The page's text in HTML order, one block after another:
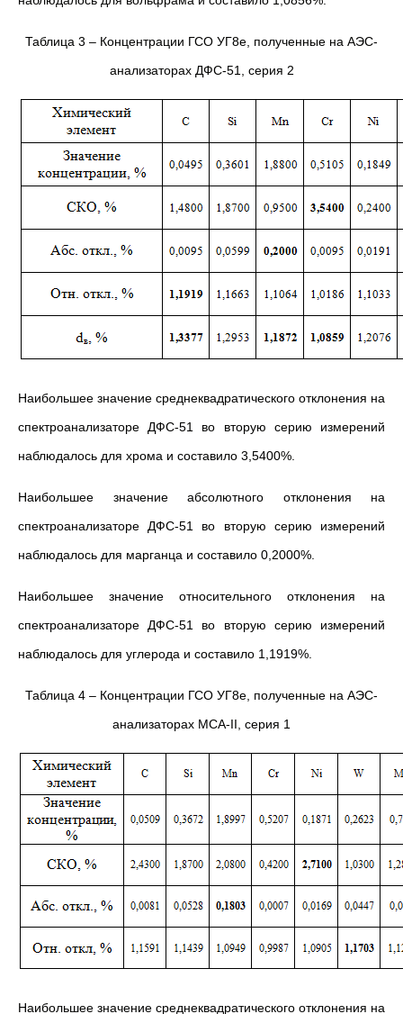
Таблица 3 – Концентрации ГСО УГ8е, полученные на АЭС-
анализаторах ДФС-51, серия 2
Наибольшее значение среднеквадратического отклонения на
спектроанализаторе ДФС-51 во вторую серию измерений
наблюдалось для хрома и составило 3,5400%.
Наибольшее значение абсолютного отклонения на
спектроанализаторе ДФС-51 во вторую серию измерений
наблюдалось для марганца и составило 0,2000%.
Наибольшее значение относительного отклонения на
спектроанализаторе ДФС-51 во вторую серию измерений
наблюдалось для углерода и составило 1,1919%.
Таблица 4 – Концентрации ГСО УГ8е, полученные на АЭС-
анализаторах МСА-II, серия 1
Наибольшее значение среднеквадратического отклонения на